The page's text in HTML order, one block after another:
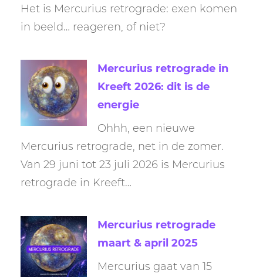
Het is Mercurius retrograde: exen komen
in beeld… reageren, of niet?
Mercurius retrograde in
Kreeft 2026: dit is de
energie
Ohhh, een nieuwe
Mercurius retrograde, net in de zomer.
Van 29 juni tot 23 juli 2026 is Mercurius
retrograde in Kreeft…
Mercurius retrograde
maart & april 2025
Mercurius gaat van 15